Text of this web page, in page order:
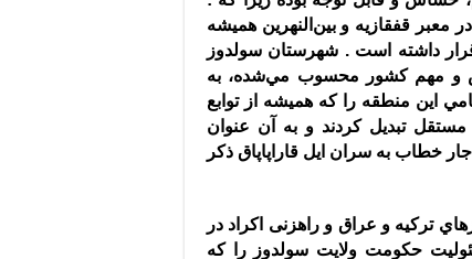
قفقازيه و بين‌النهرين هميشه
داشته است. شهرستان سولدوز
و مهم كشور محسوب مي‌شده، به
اين منطقه را كه هميشه از توابع
مستقل تبديل كردند و به آن عنوان
خطاب به سران ايل قاراپاپاق ذكر
تركيه و عراق و راهزنی اکراد در
حكومت ولايت سولدوز را كه